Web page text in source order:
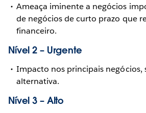
Ameaça iminente a negócios
de negócios de curto prazo que
financeiro.
Nível 2 – Urgente
Impacto nos principais negócios,
alternativa.
Nível 3 – Alto